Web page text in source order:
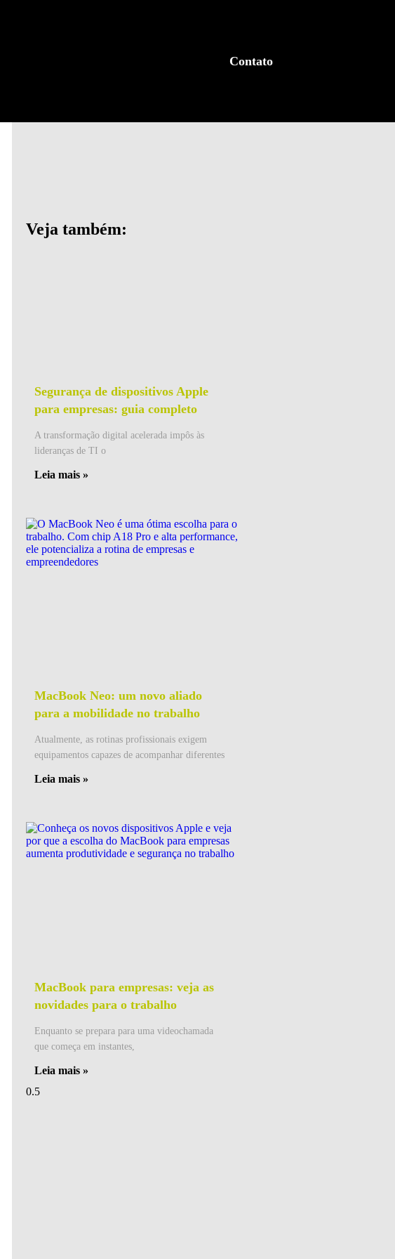
Contato
Veja também:
Segurança de dispositivos Apple
para empresas: guia completo
A transformação digital acelerada impôs às
lideranças de TI o
Leia mais »
MacBook Neo: um novo aliado
para a mobilidade no trabalho
Atualmente, as rotinas profissionais exigem
equipamentos capazes de acompanhar diferentes
Leia mais »
MacBook para empresas: veja as
novidades para o trabalho
Enquanto se prepara para uma videochamada
que começa em instantes,
Leia mais »